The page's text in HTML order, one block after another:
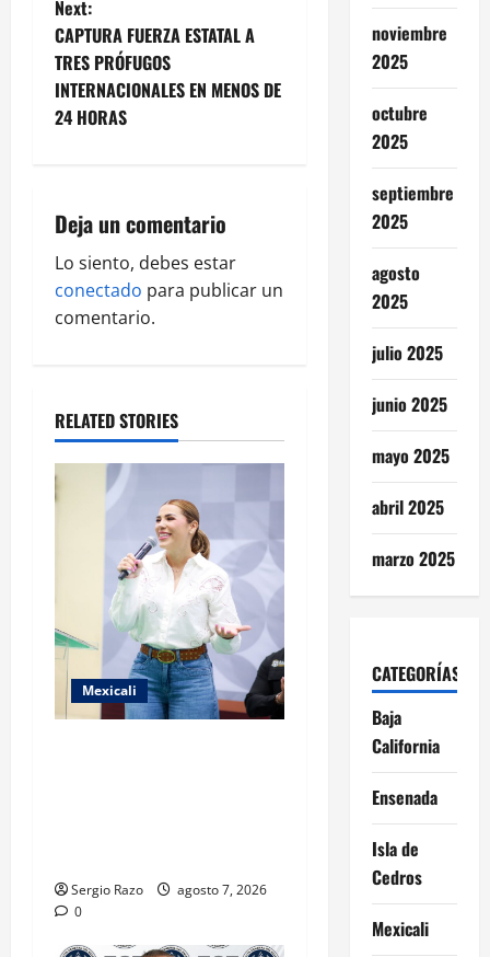
t
n
a
i
g
a
i
o
n
Next:
CAPTURA FUERZA ESTATAL A
TRES PRÓFUGOS
INTERNACIONALES EN MENOS DE
24 HORAS
Deja un comentario
Lo siento, debes estar
conectado para publicar un
comentario.
RELATED STORIES
Mexicali
Sergio Razo
agosto 7, 2026
0
noviembre
2025
octubre
2025
septiembre
2025
agosto
2025
julio 2025
junio 2025
mayo 2025
abril 2025
marzo 2025
CATEGORÍAS
Baja
California
Ensenada
Isla de
Cedros
Mexicali